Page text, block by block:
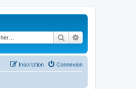
Rechercher
Connexion
Inscription